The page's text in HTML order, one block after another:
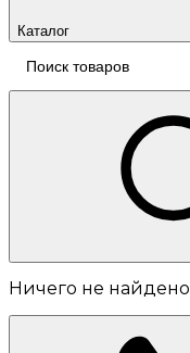
Каталог
Ничего не найдено